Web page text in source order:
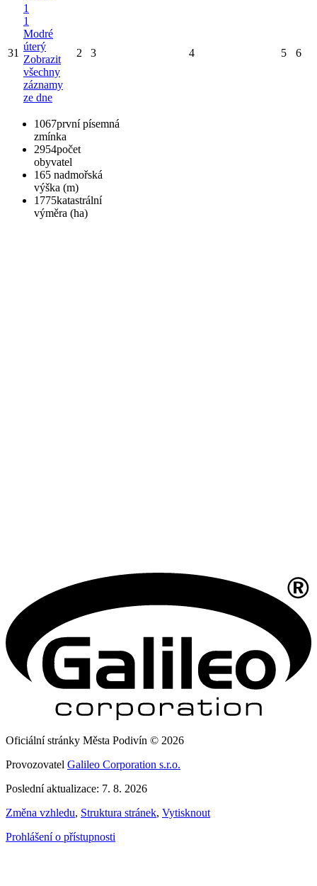
31
1
1
Modré
úterý
Zobrazit
všechny
záznamy
ze dne
2 3 4 5 6
1067první písemná
zmínka
2954počet
obyvatel
165 nadmořská
výška (m)
1775katastrální
výměra (ha)
Oficiální stránky Města Podivín © 2026
Provozovatel Galileo Corporation s.r.o.
Poslední aktualizace: 7. 8. 2026
Změna vzhledu, Struktura stránek, Vytisknout
Prohlášení o přístupnosti